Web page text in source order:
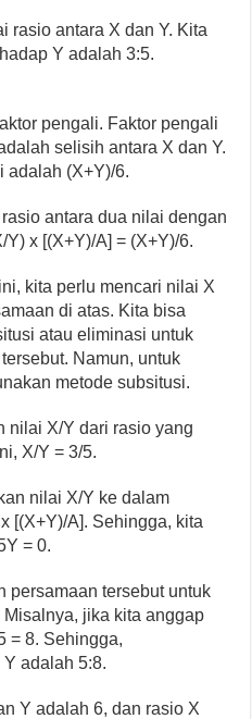
rasio antara X dan Y. Kita
Y adalah 3:5.
pengali. Faktor pengali
selisih antara X dan Y.
adalah (X+Y)/6.
antara dua nilai dengan
x [(X+Y)/A] = (X+Y)/6.
kita perlu mencari nilai X
di atas. Kita bisa
atau eliminasi untuk
Namun, untuk
metode subsitusi.
nilai X/Y dari rasio yang
X/Y = 3/5.
nilai X/Y ke dalam
[(X+Y)/A]. Sehingga, kita
= 0.
persamaan tersebut untuk
jika kita anggap
= 8. Sehingga,
adalah 5:8.
Y adalah 6, dan rasio X